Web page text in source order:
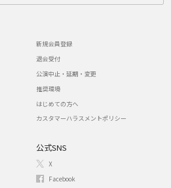
新規会員登録
退会受付
公演中止・延期・変更
推奨環境
はじめての方へ
カスタマーハラスメントポリシー
公式SNS
X
Facebook